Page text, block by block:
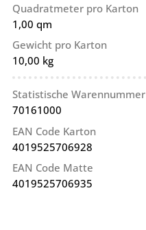
Quadratmeter pro Karton
1,00 qm
Gewicht pro Karton
10,00 kg
Statistische Warennummer
70161000
EAN Code Karton
4019525706928
EAN Code Matte
4019525706935